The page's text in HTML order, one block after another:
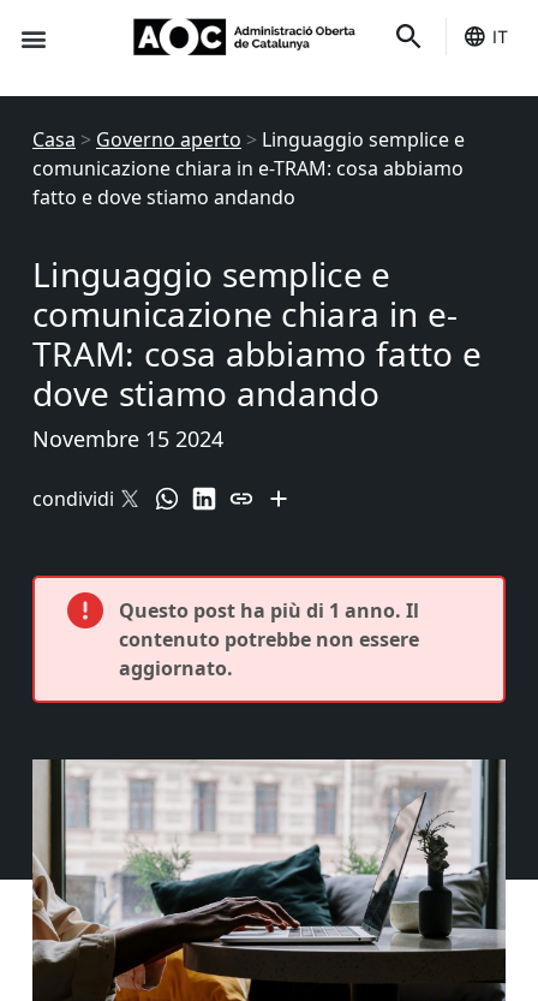
IT
Casa > Governo aperto > Linguaggio semplice e
comunicazione chiara in e-TRAM: cosa abbiamo
fatto e dove stiamo andando
Linguaggio semplice e
comunicazione chiara in e-
TRAM: cosa abbiamo fatto e
dove stiamo andando
Novembre 15 2024
condividi
Questo post ha più di 1 anno. Il
contenuto potrebbe non essere
aggiornato.